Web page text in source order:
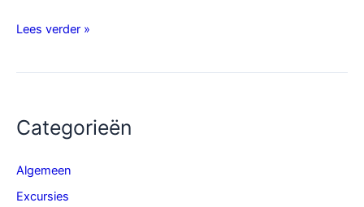
Algemene
2023
Lees verder »
Categorieën
Algemeen
Excursies